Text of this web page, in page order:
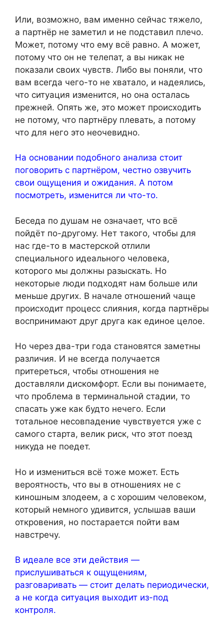
Или, возможно, вам именно сейчас тяжело,
а партнёр не заметил и не подставил плечо.
Может, потому что ему всё равно. А может,
потому что он не телепат, а вы никак не
показали своих чувств. Либо вы поняли, что
вам всегда чего-то не хватало, и надеялись,
что ситуация изменится, но она осталась
прежней. Опять же, это может происходить
не потому, что партнёру плевать, а потому
что для него это неочевидно.
На основании подобного анализа стоит
поговорить с партнёром, честно озвучить
свои ощущения и ожидания. А потом
посмотреть, изменится ли что-то.
Беседа по душам не означает, что всё
пойдёт по-другому. Нет такого, чтобы для
нас где-то в мастерской отлили
специального идеального человека,
которого мы должны разыскать. Но
некоторые люди подходят нам больше или
меньше других. В начале отношений чаще
происходит процесс слияния, когда партнёры
воспринимают друг друга как единое целое.
Но через два-три года становятся заметны
различия. И не всегда получается
притереться, чтобы отношения не
доставляли дискомфорт. Если вы понимаете,
что проблема в терминальной стадии, то
спасать уже как будто нечего. Если
тотальное несовпадение чувствуется уже с
самого старта, велик риск, что этот поезд
никуда не поедет.
Но и измениться всё тоже может. Есть
вероятность, что вы в отношениях не с
киношным злодеем, а с хорошим человеком,
который немного удивится, услышав ваши
откровения, но постарается пойти вам
навстречу.
В идеале все эти действия —
прислушиваться к ощущениям,
разговаривать — стоит делать периодически,
а не когда ситуация выходит из-под
контроля.